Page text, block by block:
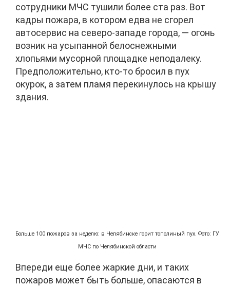
сотрудники МЧС тушили более ста раз. Вот
кадры пожара, в котором едва не сгорел
автосервис на северо-западе города, — огонь
возник на усыпанной белоснежными
хлопьями мусорной площадке неподалеку.
Предположительно, кто-то бросил в пух
окурок, а затем пламя перекинулось на крышу
здания.
Больше 100 пожаров за неделю: в Челябинске горит тополиный пух. Фото: ГУ
МЧС по Челябинской области
Впереди еще более жаркие дни, и таких
пожаров может быть больше, опасаются в